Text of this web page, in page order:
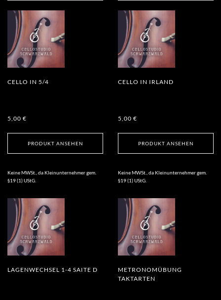
CELLO IN 5/4
5,00 €
PRODUKT ANSEHEN
Keine MWSt., da Kleinunternehmer gem.
§19 (1) UStG.
CELLO IN IRLAND
5,00 €
PRODUKT ANSEHEN
Keine MWSt., da Kleinunternehmer gem.
§19 (1) UStG.
LAGENWECHSEL 1-4 SAITE D
METRONOMÜBUNG
TAKTARTEN